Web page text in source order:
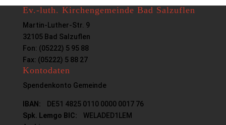
Ev.-luth. Kirchengemeinde Bad Salzuflen
Martin-Luther-Str. 9
32105 Bad Salzuflen
Fon: (05222) 5 95 88
Fax: (05222) 5 88 27
Kontodaten
Spendenkonto Gemeinde
IBAN: DE51 4825 0110 0000 0017 76
Spk. Lemgo BIC: WELADED1LEM